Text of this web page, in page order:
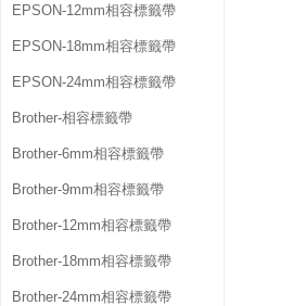
EPSON-12mm相容標籤帶
EPSON-18mm相容標籤帶
EPSON-24mm相容標籤帶
Brother-相容標籤帶
Brother-6mm相容標籤帶
Brother-9mm相容標籤帶
Brother-12mm相容標籤帶
Brother-18mm相容標籤帶
Brother-24mm相容標籤帶